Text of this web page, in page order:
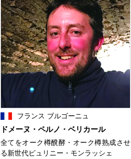
フランス ブルゴーニュ
ドメーヌ・ペルノ・ベリカール
全てをオーク樽醗酵・オーク樽熟成させ
る新世代ピュリニー・モンラッシェ